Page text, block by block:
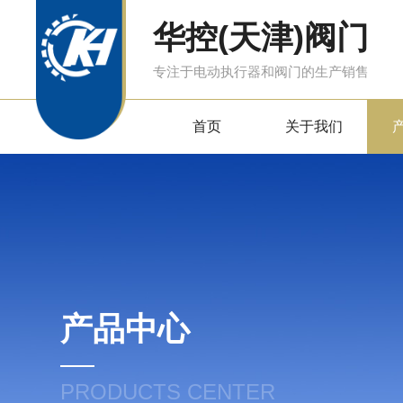
华控(天津)阀门
专注于电动执行器和阀门的生产销售
首页 关于我们
产品中心
PRODUCTS CENTER